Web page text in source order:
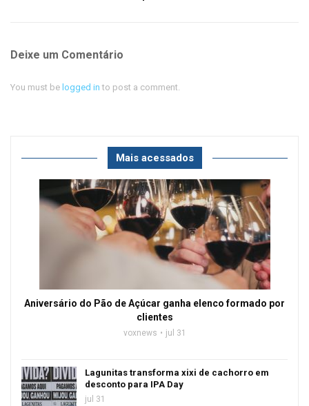
Deixe um Comentário
You must be logged in to post a comment.
Mais acessados
Aniversário do Pão de Açúcar ganha elenco formado por
clientes
voxnews jul 31
Lagunitas transforma xixi de cachorro em
desconto para IPA Day
jul 31